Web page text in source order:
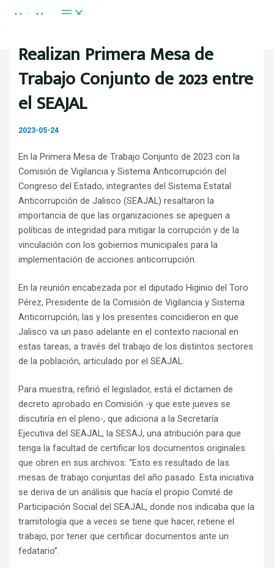
Ir al contenido
Main Menu
Realizan Primera Mesa de
Trabajo Conjunto de 2023 entre
el SEAJAL
2023-05-24
En la Primera Mesa de Trabajo Conjunto de 2023 con la
Comisión de Vigilancia y Sistema Anticorrupción del
Congreso del Estado, integrantes del Sistema Estatal
Anticorrupción de Jalisco (SEAJAL) resaltaron la
importancia de que las organizaciones se apeguen a
políticas de integridad para mitigar la corrupción y de la
vinculación con los gobiernos municipales para la
implementación de acciones anticorrupción.
En la reunión encabezada por el diputado Higinio del Toro
Pérez, Presidente de la Comisión de Vigilancia y Sistema
Anticorrupción, las y los presentes coincidieron en que
Jalisco va un paso adelante en el contexto nacional en
estas tareas, a través del trabajo de los distintos sectores
de la población, articulado por el SEAJAL.
Para muestra, refirió el legislador, está el dictamen de
decreto aprobado en Comisión -y que este jueves se
discutiría en el pleno-, que adiciona a la Secretaría
Ejecutiva del SEAJAL, la SESAJ, una atribución para que
tenga la facultad de certificar los documentos originales
que obren en sus archivos: “Esto es resultado de las
mesas de trabajo conjuntas del año pasado. Esta iniciativa
se deriva de un análisis que hacía el propio Comité de
Participación Social del SEAJAL, donde nos indicaba que la
tramitología que a veces se tiene que hacer, retiene el
trabajo, por tener que certificar documentos ante un
fedatario”.